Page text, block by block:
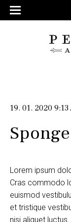
19. 01. 2020 9:13
Lorem ipsum
Cras commodo
euismod
et tristique
nisi aliquet